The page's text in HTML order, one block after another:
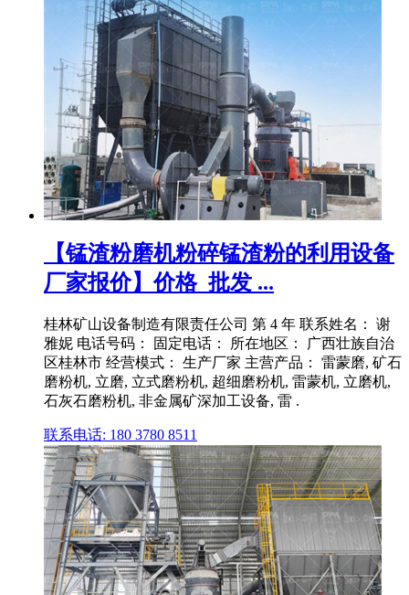
【锰渣粉磨机粉碎锰渣粉的利用设备
厂家报价】价格_批发 ...
桂林矿山设备制造有限责任公司 第 4 年 联系姓名： 谢
雅妮 电话号码： 固定电话： 所在地区： 广西壮族自治
区桂林市 经营模式： 生产厂家 主营产品： 雷蒙磨, 矿石
磨粉机, 立磨, 立式磨粉机, 超细磨粉机, 雷蒙机, 立磨机,
石灰石磨粉机, 非金属矿深加工设备, 雷 .
联系电话: 180 3780 8511